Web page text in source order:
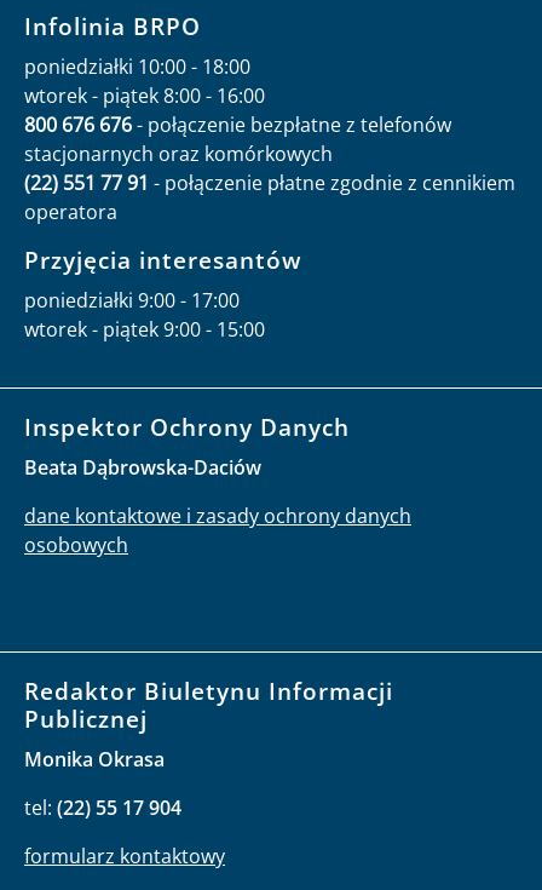
Infolinia BRPO
poniedziałki 10:00 - 18:00
wtorek - piątek 8:00 - 16:00
800 676 676- połączenie bezpłatne z telefonów
stacjonarnych oraz komórkowych
(22) 551 77 91 - połączenie płatne zgodnie z cennikiem
operatora
Przyjęcia interesantów
poniedziałki 9:00 - 17:00
wtorek - piątek 9:00 - 15:00
Inspektor Ochrony Danych
Beata Dąbrowska-Daciów
dane kontaktowe i zasady ochrony danych
osobowych
Redaktor Biuletynu Informacji
Publicznej
Monika Okrasa
tel: (22) 55 17 904
formularz kontaktowy